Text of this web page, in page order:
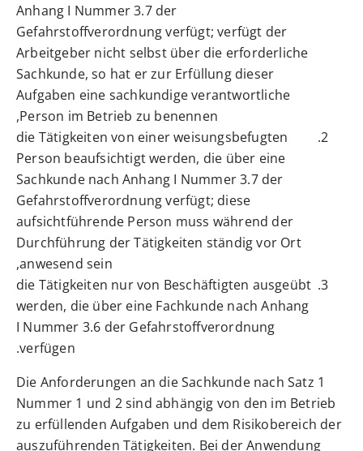
Anhang I Nummer 3.7 der
Gefahrstoffverordnung verfügt; verfügt der
Arbeitgeber nicht selbst über die erforderliche
Sachkunde, so hat er zur Erfüllung dieser
Aufgaben eine sachkundige verantwortliche
Person im Betrieb zu benennen,
die Tätigkeiten von einer weisungsbefugten
Person beaufsichtigt werden, die über eine
Sachkunde nach Anhang I Nummer 3.7 der
Gefahrstoffverordnung verfügt; diese
aufsichtführende Person muss während der
Durchführung der Tätigkeiten ständig vor Ort
anwesend sein,
die Tätigkeiten nur von Beschäftigten ausgeübt
werden, die über eine Fachkunde nach Anhang
I Nummer 3.6 der Gefahrstoffverordnung
verfügen.
Die Anforderungen an die Sachkunde nach Satz 1
Nummer 1 und 2 sind abhängig von den im Betrieb
zu erfüllenden Aufgaben und dem Risikobereich der
auszuführenden Tätigkeiten. Bei der Anwendung